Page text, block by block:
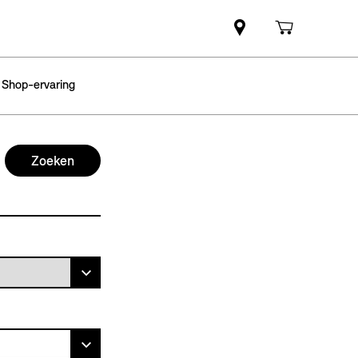
Shop-ervaring